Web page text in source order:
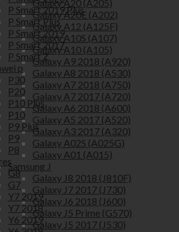
Galaxy A20 (A205)
Galaxy A20E (A202)
Galaxy A12 (A125F)
Galaxy A10S (A107)
Galaxy A10 (A105)
Galaxy A9 2018 (A920)
Galaxy A8 2018 (A530)
Galaxy A7 2018 (A750)
Galaxy A7 2017 (A720)
Galaxy A6 2018 (A600)
Galaxy A5 2017 (A520)
Galaxy A3 2017 (A320)
Galaxy A02S (A025G)
Galaxy A01 (A015)
Samsung J
Galaxy J8 2018 (J810F)
Galaxy J7 2017 (J730)
Galaxy J6 2018 (J600)
Galaxy J5 Prime (G570)
Galaxy J5 2017 (J530)
P Smart 2019 Plus
P Smart Plus
P Smart 2019
P Smart 2017
P Smart Z
p
P30
P20
P10 Plus
P10
P9 Plus
P9
P8
G8
G7
Y7 2019
Y7 2018
Y6 2019